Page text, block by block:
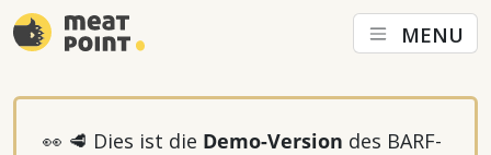
MENU
👀 🥩 Dies ist die Demo-Version des BARF-